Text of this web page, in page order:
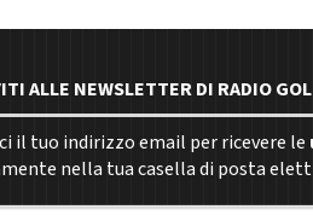
ALLE NEWSLETTER DI RADIO
il tuo indirizzo email per ricevere le
nella tua casella di posta